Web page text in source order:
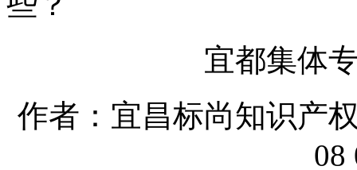
宜都集体
作者：宜昌标尚知识产
08